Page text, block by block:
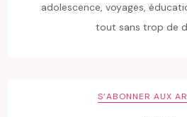
adolescence, voyages,
tout sans trop de
S’ABONNER AUX